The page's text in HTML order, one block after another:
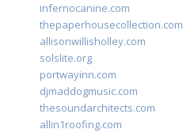
infernocanine.com
thepaperhousecollection.com
allisonwillisholley.com
solslite.org
portwayinn.com
djmaddogmusic.com
thesoundarchitects.com
allin1roofing.com